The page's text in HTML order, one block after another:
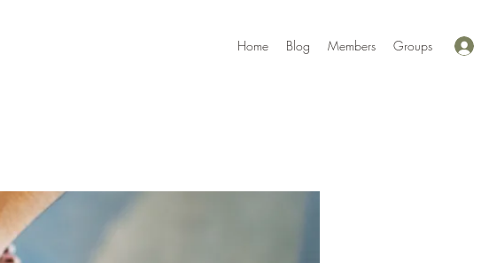
Home Blog Members Groups